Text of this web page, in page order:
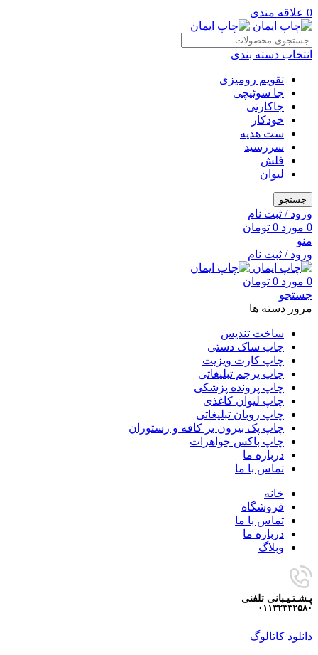
0 علاقه مندی
انتخاب دسته بندی
تقویم رومیزی
جا سوئیچی
جاکارتی
خودکار
ست هدیه
سررسید
فلش
لیوان
جستجو
ورود / ثبت نام
0 مورد 0 تومان
منو
ورود / ثبت نام
0 مورد 0 تومان
جستجو
مرور دسته ها
ساخت تندیس
چاپ ساک دستی
چاپ کارت ویزیت
چاپ پرچم تبلیغاتی
چاپ پرونده پزشکی
چاپ لیوان کاغذی
چاپ روبان تبلیغاتی
چاپ پک بیرون بر کافه و رستوران
چاپ باکس جواهرات
درباره ما
تماس با ما
خانه
فروشگاه
تماس با ما
درباره ما
وبلاگ
پـشـتـیـبانی تلفنی
۰۱۱۳۲۳۳۲۵۸۰
دانلود کاتالوگ